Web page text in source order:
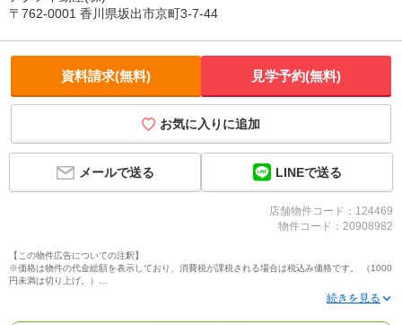
〒762-0001 香川県坂出市京町3-7-44
資料請求(無料) 見学予約(無料)
お気に入りに追加
メールで送る LINEで送る
店舗物件コード：124469
物件コード：20908982
【この物件広告についての注釈】
※価格は物件の代金総額を表示しており、消費税が課税される場合は税込み価格です。 （1000
円未満は切り上げ。）
※写真に写っている、またはパース（絵）や間取り図に描かれている家具や車などは、特にコ